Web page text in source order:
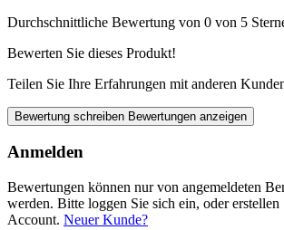
Durchschnittliche Bewertung von 0 von 5
Bewerten Sie dieses Produkt!
Teilen Sie Ihre Erfahrungen mit anderen
Bewertung schreiben Bewertungen anzeigen
Anmelden
Bewertungen können nur von angemeldeten
werden. Bitte loggen Sie sich ein, oder erstellen
Account. Neuer Kunde?